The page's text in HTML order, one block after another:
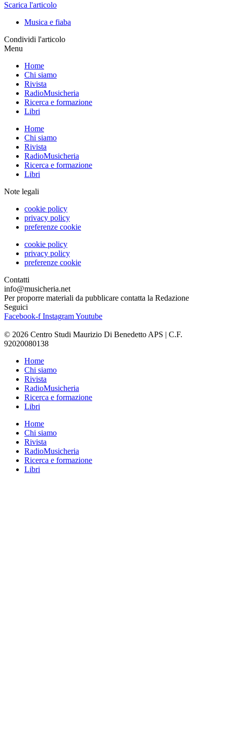
Scarica l'articolo
Musica e fiaba
Condividi l'articolo
Menu
Home
Chi siamo
Rivista
RadioMusicheria
Ricerca e formazione
Libri
Home
Chi siamo
Rivista
RadioMusicheria
Ricerca e formazione
Libri
Note legali
cookie policy
privacy policy
preferenze cookie
cookie policy
privacy policy
preferenze cookie
Contatti
info@musicheria.net
Per proporre materiali da pubblicare contatta la Redazione
Seguici
Facebook-f InstagramYoutube
© 2026 Centro Studi Maurizio Di Benedetto APS | C.F.
92020080138
Home
Chi siamo
Rivista
RadioMusicheria
Ricerca e formazione
Libri
Home
Chi siamo
Rivista
RadioMusicheria
Ricerca e formazione
Libri